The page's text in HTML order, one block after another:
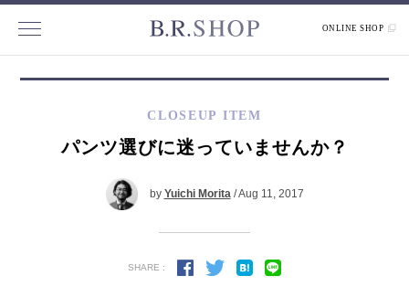
ONLINE SHOP
CLOSEUP ITEM
パンツ選びに迷っていませんか？
by Yuichi Morita/ Aug 11, 2017
SHARE :